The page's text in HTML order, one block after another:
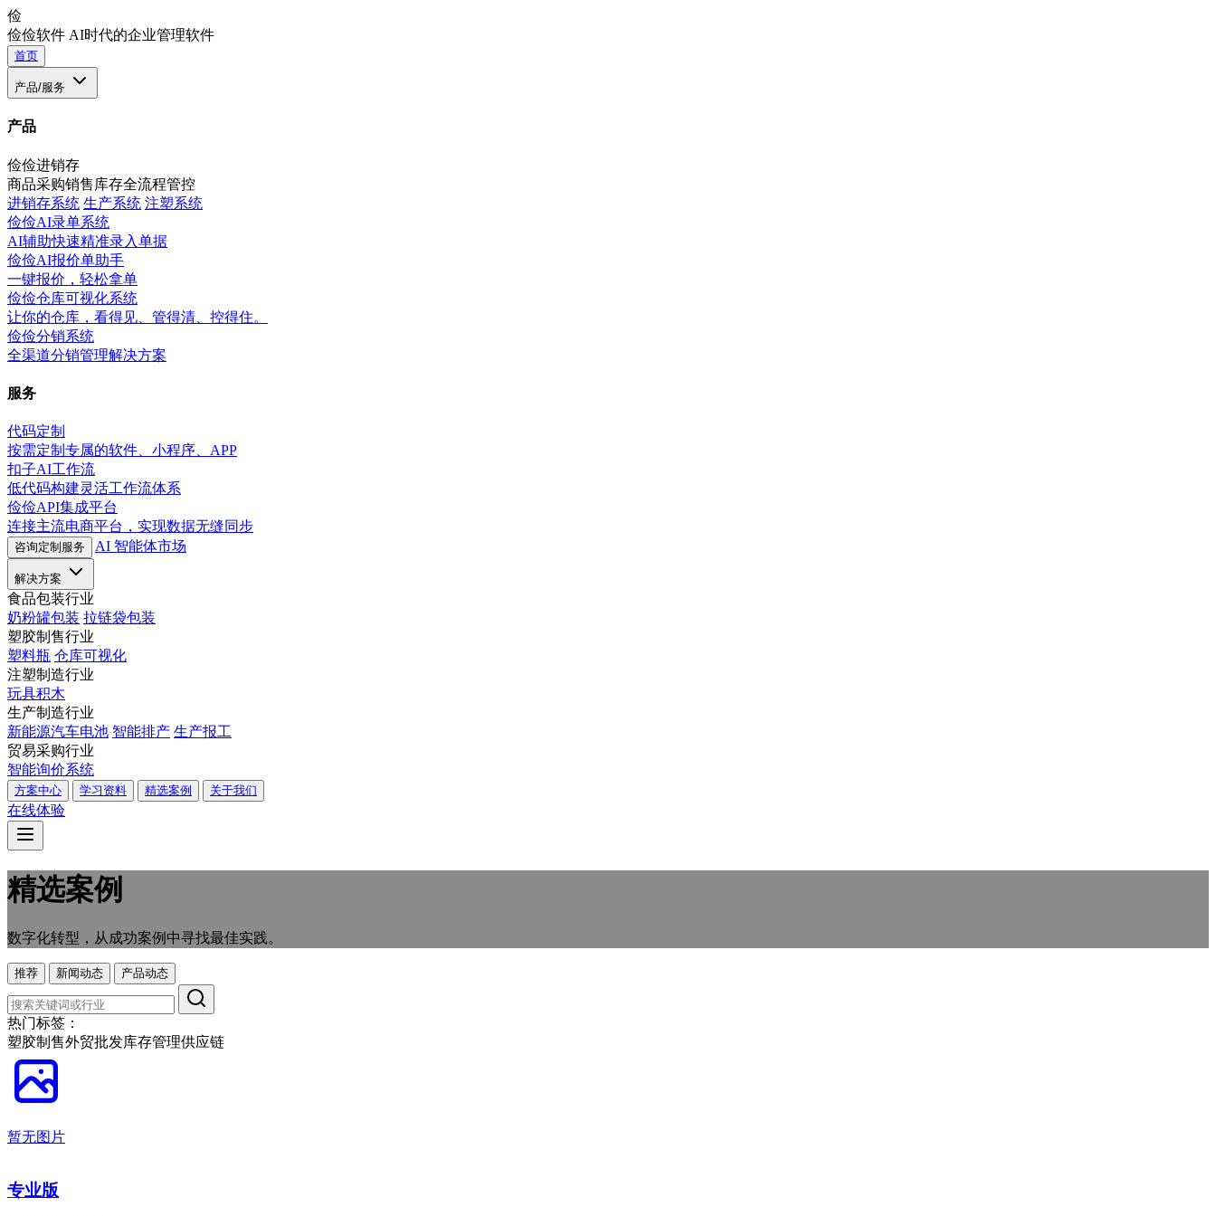
俭
俭俭软件 AI时代的企业管理软件
首页
产品/服务
产品
俭俭进销存
商品采购销售库存全流程管控
进销存系统 生产系统 注塑系统
俭俭AI录单系统
AI辅助快速精准录入单据
俭俭AI报价单助手
一键报价，轻松拿单
俭俭仓库可视化系统
让你的仓库，看得见、管得清、控得住。
俭俭分销系统
全渠道分销管理解决方案
服务
代码定制
按需定制专属的软件、小程序、APP
扣子AI工作流
低代码构建灵活工作流体系
俭俭API集成平台
连接主流电商平台，实现数据无缝同步
咨询定制服务 AI 智能体市场
解决方案
食品包装行业
奶粉罐包装 拉链袋包装
塑胶制售行业
塑料瓶 仓库可视化
注塑制造行业
玩具积木
生产制造行业
新能源汽车电池 智能排产 生产报工
贸易采购行业
智能询价系统
方案中心 学习资料 精选案例 关于我们
在线体验
精选案例
数字化转型，从成功案例中寻找最佳实践。
推荐 新闻动态 产品动态
热门标签：
塑胶制售外贸批发库存管理供应链
暂无图片
专业版